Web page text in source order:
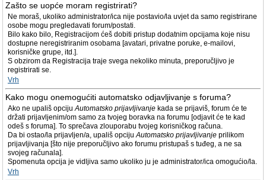
Zašto se uopće moram registrirati?
Ne moraš, ukoliko administrator/ica nije postavio/la uvjet da samo registrirane
osobe mogu pregledavati forum/postati.
Bilo kako bilo, Registracijom ćeš dobiti pristup dodatnim opcijama koje nisu
dostupne neregistriranim osobama [avatari, privatne poruke, e-mailovi,
korisničke grupe, itd.].
S obzirom da Registracija traje svega nekoliko minuta, preporučljivo je
registrirati se.
Vrh
Kako mogu onemogućiti automatsko odjavljivanje s foruma?
Ako ne upališ opcijuAutomatsko prijavljivanje kada se prijaviš, forum će te
držati prijavljenim/om samo za tvojeg boravka na forumu [odjavit će te kad
odeš s foruma]. To sprečava zlouporabu tvojeg korisničkog računa.
Da bi ostao/la prijavljen/a, upališ opcijuAutomatsko prijavljivanje prilikom
prijavljivanja [što nije preporučljivo ako forumu pristupaš s tuđeg, a ne sa
svojeg računala].
Spomenuta opcija je vidljiva samo ukoliko ju je administrator/ica omogućio/la.
Vrh